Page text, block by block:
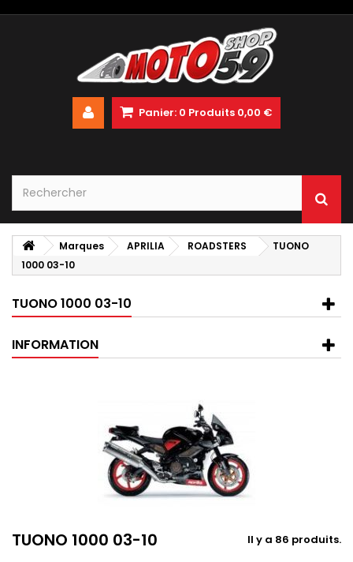
Panier: 0 Produits 0,00 €
Marques APRILIA ROADSTERS
TUONO
1000 03-10
TUONO 1000 03-10
INFORMATION
TUONO 1000 03-10 Il y a 86 produits.